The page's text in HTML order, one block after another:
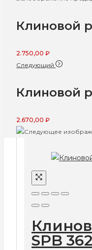
Клиновой
2.750,00 ₽
Следующий
Клиновой
2.670,00 ₽
SPB